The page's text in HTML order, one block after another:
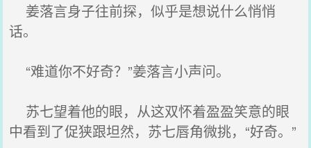
姜落言身子往前探，似乎是想说什么悄悄
话。
“难道你不好奇？”姜落言小声问。
苏七望着他的眼，从这双怀着盈盈笑意的眼
中看到了促狭跟坦然，苏七唇角微挑，“好奇。”